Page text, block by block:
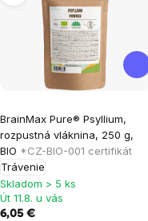
BrainMax Pure® Psyllium,
rozpustná vláknina, 250 g,
BIO *CZ-BIO-001 certifikát
Trávenie
Skladom > 5 ks
Út 11.8. u vás
6,05 €